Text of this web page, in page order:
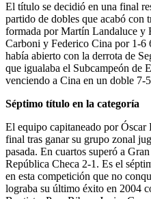
El título se decidió en una final
partido de dobles que acabó con
formada por Martín Landaluce y
Carboni y Federico Cina por 1-
había abierto con la derrota de
que igualaba el Subcampeón de
venciendo a Cina en un doble 7-
Séptimo título en la categoría
El equipo capitaneado por Óscar
final tras ganar su grupo zonal
pasada. En cuartos superó a
República Checa 2-1. Es el
en esta competición que no
lograba su último éxito en 2004